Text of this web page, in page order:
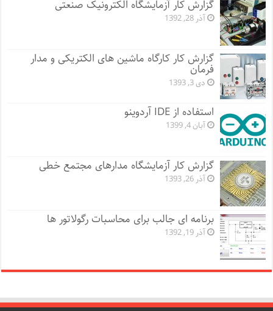
گزارش کار آزمایشگاه الکترونیک صنعتی
آذر 28, 1392
گزارش کار کارگاه ماشین های الکتریکی و مدار
فرمان
دی 3, 1393
استفاده از IDE آردوینو
آبان 4, 1399
گزارش کار آزمایشگاه مدارهای مجتمع خطی
آذر 26, 1393
برنامه ای جالب برای محاسبات رگولاتور ها
آذر 19, 1392